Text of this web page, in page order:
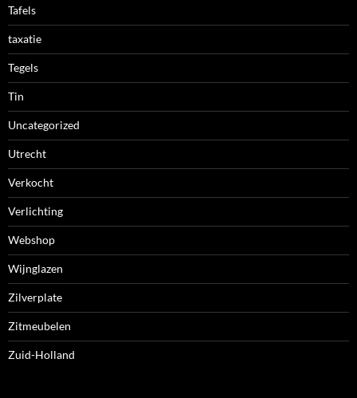
Tafels
taxatie
Tegels
Tin
Uncategorized
Utrecht
Verkocht
Verlichting
Webshop
Wijnglazen
Zilverplate
Zitmeubelen
Zuid-Holland